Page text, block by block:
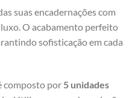
suas encadernações com
O acabamento perfeito
sofisticação em cada
composto por 5 unidades